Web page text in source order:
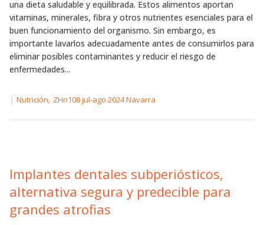
una dieta saludable y equilibrada. Estos alimentos aportan
vitaminas, minerales, fibra y otros nutrientes esenciales para el
buen funcionamiento del organismo. Sin embargo, es
importante lavarlos adecuadamente antes de consumirlos para
eliminar posibles contaminantes y reducir el riesgo de
enfermedades...
| Nutrición, ZHn108 jul-ago 2024 Navarra
Implantes dentales subperiósticos,
alternativa segura y predecible para
grandes atrofias